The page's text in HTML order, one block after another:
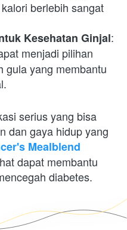
berlebih sangat
Kesehatan Ginjal
menjadi pilihan
gula yang membantu
serius yang bisa
dan gaya hidup yang
Mealblend
dapat membantu
diabetes.